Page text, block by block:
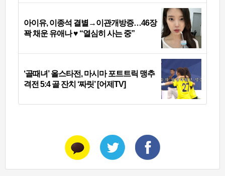
아이유, 이종석 결별→이관개방증…46장
꽉 채운 유애나 ♥ “열심히 사는 중”
‘골때녀’ 올스타전, 마시마 포트트릭 맹추
격전 5:4 골 잔치 ‘짜릿’ [어제TV]